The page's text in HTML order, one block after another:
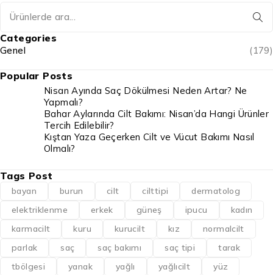
Categories
Genel (179)
Popular Posts
Nisan Ayında Saç Dökülmesi Neden Artar? Ne
Yapmalı?
Bahar Aylarında Cilt Bakımı: Nisan’da Hangi Ürünler
Tercih Edilebilir?
Kıştan Yaza Geçerken Cilt ve Vücut Bakımı Nasıl
Olmalı?
Tags Post
bayan burun cilt cilttipi
dermatolog
elektriklenme
erkek güneş ipucu
kadın
karmacilt
kuru kurucilt kız
normalcilt
parlak
saç saç bakımı saç tipi
tarak
tbölgesi
yanak yağlı yağlıcilt
yüz